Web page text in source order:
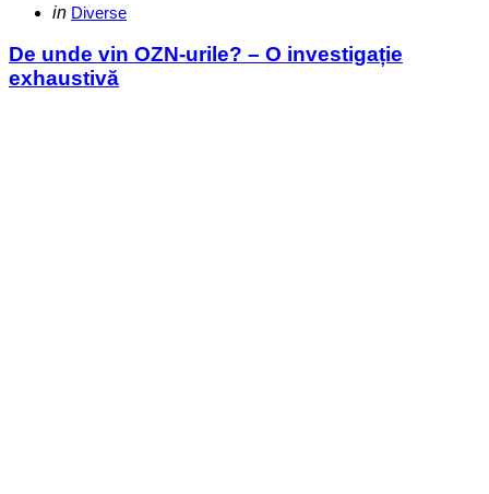
Categories
Posted
in Diverse
De unde vin OZN-urile? – O investigație
exhaustivă